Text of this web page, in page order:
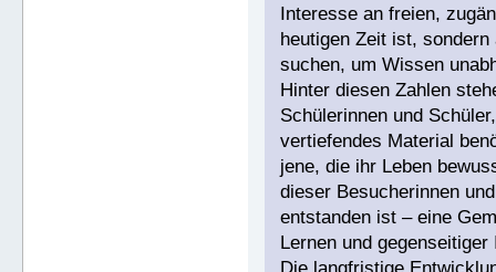
Interesse an freien,
heutigen Zeit ist,
suchen, um Wissen
Hinter diesen Zahlen
Schülerinnen und
vertiefendes Material
jene, die ihr Leben
dieser Besucherinnen
entstanden ist – eine
Lernen und
Die langfristige